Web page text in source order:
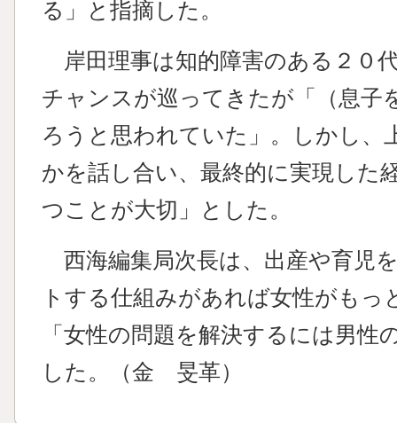
る」と指摘した。
岸田理事は知的障害のある２０
チャンスが巡ってきたが「（息子
ろうと思われていた」。しかし、
かを話し合い、最終的に実現した
つことが大切」とした。
西海編集局次長は、出産や育児
トする仕組みがあれば女性がも
「女性の問題を解決するには男性
した。（金 旻革）